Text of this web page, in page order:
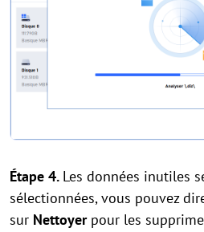
Étape 4. Les données inutiles
sélectionnées, vous pouvez
sur Nettoyerpour les